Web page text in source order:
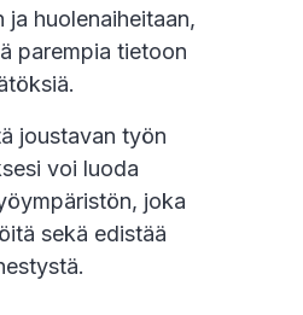
ja huolenaiheitaan,
parempia tietoon
joustavan työn
voi luoda
joka
sekä edistää